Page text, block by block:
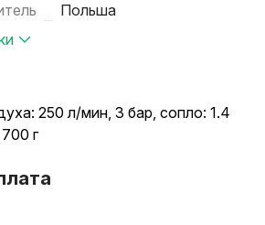
Польша
250 л/мин, 3 бар, сопло: 1.4
г